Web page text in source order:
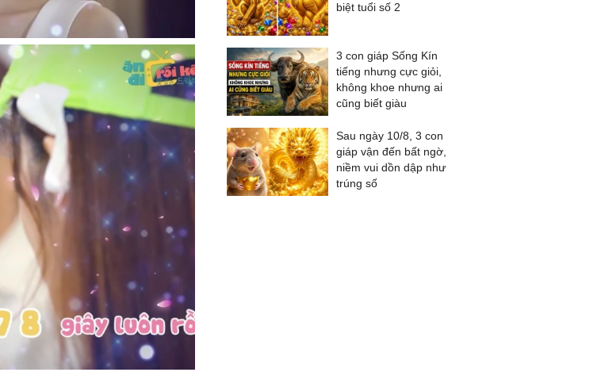
biệt tuổi số 2
3 con giáp Sống Kín
tiếng nhưng cực giỏi,
không khoe nhưng ai
cũng biết giàu
Sau ngày 10/8, 3 con
giáp vận đến bất ngờ,
niềm vui dồn dập như
trúng số